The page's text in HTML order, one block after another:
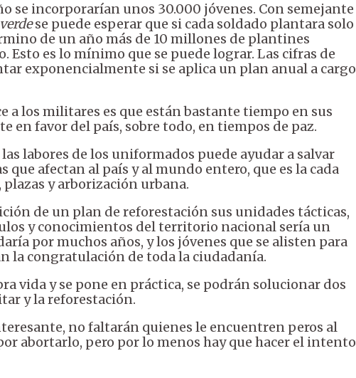
se incorporarían unos 30.000 jóvenes. Con semejante
se puede esperar que si cada soldado plantara solo
de un año más de 10 millones de plantines
es lo mínimo que se puede lograr. Las cifras de
exponencialmente si se aplica un plan anual a cargo
a los militares es que están bastante tiempo en sus
en favor del país, sobre todo, en tiempos de paz.
labores de los uniformados puede ayudar a salvar
que afectan al país y al mundo entero, que es la cada
y arborización urbana.
de un plan de reforestación sus unidades tácticas,
y conocimientos del territorio nacional sería un
por muchos años, y los jóvenes que se alisten para
la congratulación de toda la ciudadanía.
vida y se pone en práctica, se podrán solucionar dos
y la reforestación.
no faltarán quienes le encuentren peros al
abortarlo, pero por lo menos hay que hacer el intento